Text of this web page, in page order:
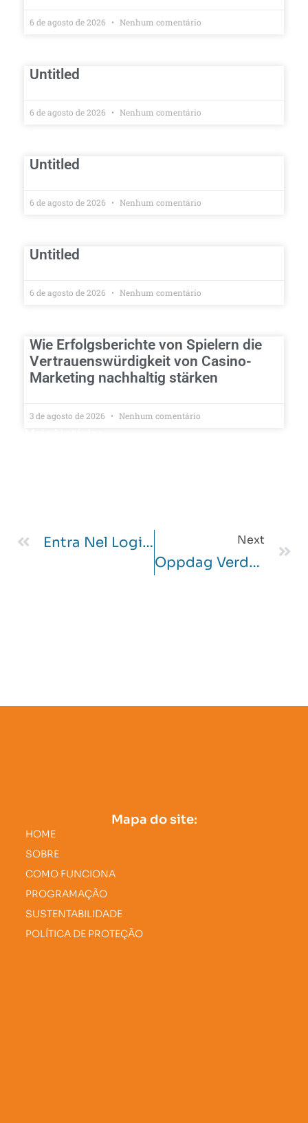
6 de agosto de 2026 Nenhum comentário
Untitled
6 de agosto de 2026 Nenhum comentário
Untitled
6 de agosto de 2026 Nenhum comentário
Untitled
6 de agosto de 2026 Nenhum comentário
Wie Erfolgsberichte von Spielern die
Vertrauenswürdigkeit von Casino-
Marketing nachhaltig stärken
3 de agosto de 2026 Nenhum comentário
Entra Nel Login Winnita, Cuore Del Viaggio Di Gioco Divertente E Affidabile! Next
Oppdag Verdenen Av Nettcasino: En Enkel Guide For Norske Nybegynnere
Mapa do site:
HOME
SOBRE
COMO FUNCIONA
PROGRAMAÇÃO
SUSTENTABILIDADE
POLÍTICA DE PROTEÇÃO